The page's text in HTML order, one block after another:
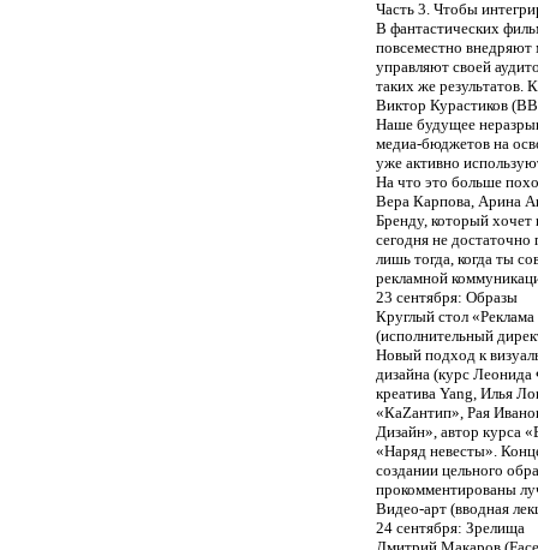
Часть 3. Чтобы
В фантастических
повсеместно
управляют своей
таких же результатов.
Виктор Курастиков
Наше будущее
медиа-бюджетов на
уже активно
На что это больше
Вера Карпова, Арина
Бренду, который
сегодня не
лишь тогда, когда ты
рекламной
23 сентября: Образы
Круглый стол
(исполнительный
Новый подход к
дизайна (курс
креатива Yang, Илья
«КаZантип», Рая
Дизайн», автор курса
«Наряд невесты».
создании цельного
прокомментированы
Видео-арт (вводная
24 сентября: Зрелища